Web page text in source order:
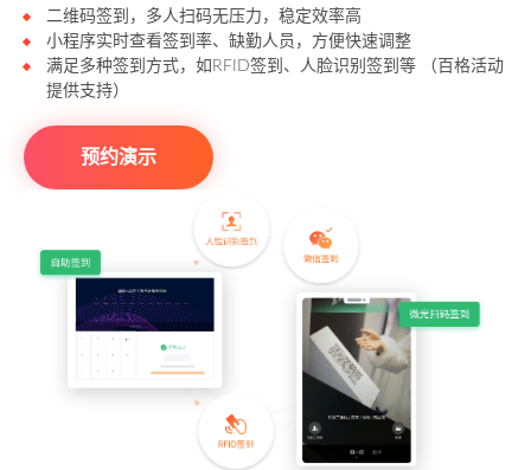
二维码签到，多人扫码无压力，稳定效率高
小程序实时查看签到率、缺勤人员，方便快速调整
满足多种签到方式，如RFID签到、人脸识别签到等 （百格活动
提供支持）
预约演示